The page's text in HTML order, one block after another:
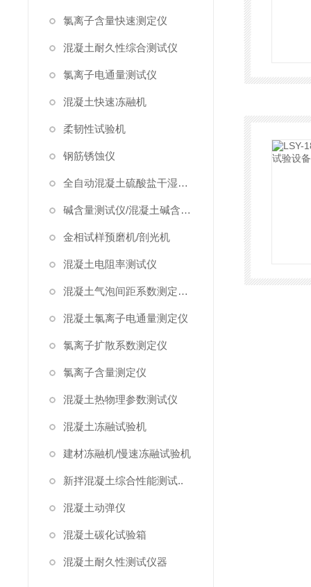
氯离子含量快速测定仪
混凝土耐久性综合测试仪
氯离子电通量测试仪
混凝土快速冻融机
柔韧性试验机
钢筋锈蚀仪
全自动混凝土硫酸盐干湿循环试验箱
碱含量测试仪/混凝土碱含量测试仪
金相试样预磨机/剖光机
混凝土电阻率测试仪
混凝土气泡间距系数测定仪/气泡仪
混凝土氯离子电通量测定仪
氯离子扩散系数测定仪
氯离子含量测定仪
混凝土热物理参数测试仪
混凝土冻融试验机
建材冻融机/慢速冻融试验机
新拌混凝土综合性能测试..
混凝土动弹仪
混凝土碳化试验箱
混凝土耐久性测试仪器